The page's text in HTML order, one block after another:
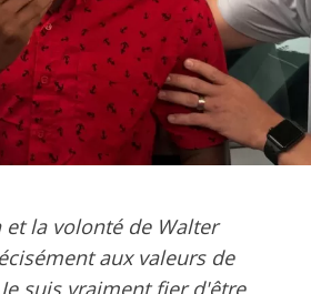
la volonté de Walter
aux valeurs de
suis vraiment fier d'être